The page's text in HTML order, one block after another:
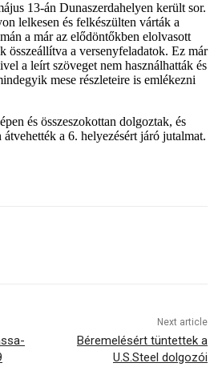
13-án Dunaszerdahelyen került sor.
lelkesen és felkészülten várták a
a már az elődöntőkben elolvasott
összeállítva a versenyfeladatok. Ez már
a leírt szöveget nem használhatták és
mese részleteire is emlékezni
és összeszokottan dolgoztak, és
a 6. helyezésért járó jutalmat.
Next article
Béremelésért tüntettek a
U.S.Steel dolgozói